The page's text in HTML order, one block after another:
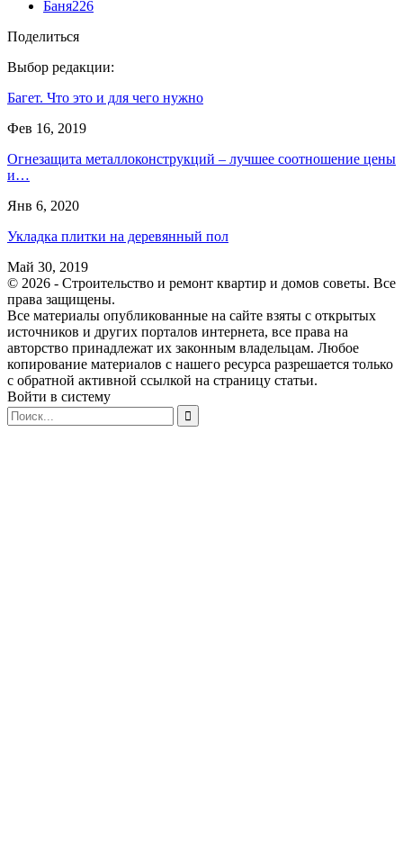
Баня226
Поделиться
Выбор редакции:
Багет. Что это и для чего нужно
Фев 16, 2019
Огнезащита металлоконструкций – лучшее соотношение цены
и…
Янв 6, 2020
Укладка плитки на деревянный пол
Май 30, 2019
© 2026 - Строительство и ремонт квартир и домов советы. Все
права защищены.
Все материалы опубликованные на сайте взяты с открытых
источников и других порталов интернета, все права на
авторство принадлежат их законным владельцам. Любое
копирование материалов с нашего ресурса разрешается только
с обратной активной ссылкой на страницу статьи.
Войти в систему